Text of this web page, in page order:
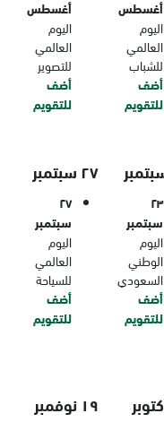
أغسطس
اليوم
العالمي
للشباب
أضف
للتقويم
أغسطس
اليوم
العالمي
للتصوير
أضف
للتقويم
٢٣
سبتمبر
اليوم
الوطني
السعودي
أضف
للتقويم
٢٧ سبتمبر
٢٧
سبتمبر
اليوم
العالمي
للسياحة
أضف
للتقويم
١٩ نوفمبر